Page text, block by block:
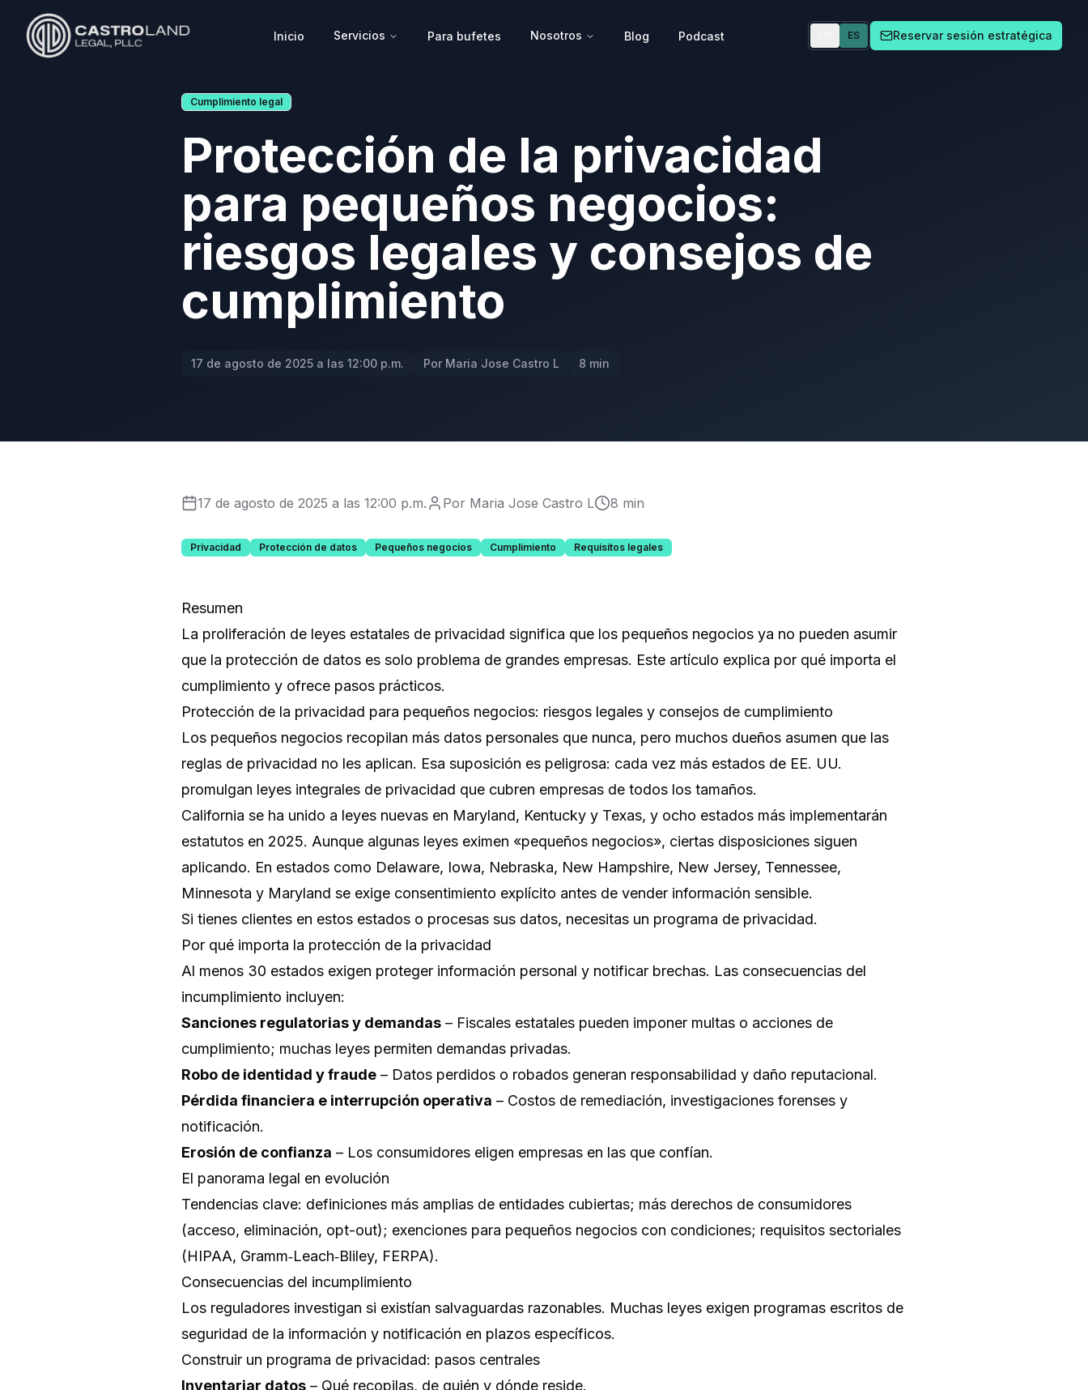
CASTROLAND LEGAL Inicio Servicios Para bufetes Nosotros Blog Podcast ES Reservar sesión estratégica
Cumplimiento legal
Protección de la privacidad
para pequeños negocios:
riesgos legales y consejos de
cumplimiento
17 de agosto de 2025 a las 12:00 p.m. Por Maria Jose Castro L 8 min
17 de agosto de 2025 a las 12:00 p.m. Por Maria Jose Castro L 8 min
Privacidad Protección de datos Pequeños negocios Cumplimiento Requisitos legales
Resumen
La proliferación de leyes estatales de privacidad significa que los pequeños negocios ya no pueden asumir
que la protección de datos es solo problema de grandes empresas. Este artículo explica por qué importa el
cumplimiento y ofrece pasos prácticos.
Protección de la privacidad para pequeños negocios: riesgos legales y consejos de cumplimiento
Los pequeños negocios recopilan más datos personales que nunca, pero muchos dueños asumen que las
reglas de privacidad no les aplican. Esa suposición es peligrosa: cada vez más estados de EE. UU.
promulgan leyes integrales de privacidad que cubren empresas de todos los tamaños.
California se ha unido a leyes nuevas en Maryland, Kentucky y Texas, y ocho estados más implementarán
estatutos en 2025. Aunque algunas leyes eximen «pequeños negocios», ciertas disposiciones siguen
aplicando. En estados como Delaware, Iowa, Nebraska, New Hampshire, New Jersey, Tennessee,
Minnesota y Maryland se exige consentimiento explícito antes de vender información sensible.
Si tienes clientes en estos estados o procesas sus datos, necesitas un programa de privacidad.
Por qué importa la protección de la privacidad
Al menos 30 estados exigen proteger información personal y notificar brechas. Las consecuencias del
incumplimiento incluyen:
Sanciones regulatorias y demandas – Fiscales estatales pueden imponer multas o acciones de
cumplimiento; muchas leyes permiten demandas privadas.
Robo de identidad y fraude – Datos perdidos o robados generan responsabilidad y daño reputacional.
Pérdida financiera e interrupción operativa – Costos de remediación, investigaciones forenses y
notificación.
Erosión de confianza – Los consumidores eligen empresas en las que confían.
El panorama legal en evolución
Tendencias clave: definiciones más amplias de entidades cubiertas; más derechos de consumidores
(acceso, eliminación, opt-out); exenciones para pequeños negocios con condiciones; requisitos sectoriales
(HIPAA, Gramm‑Leach‑Bliley, FERPA).
Consecuencias del incumplimiento
Los reguladores investigan si existían salvaguardas razonables. Muchas leyes exigen programas escritos de
seguridad de la información y notificación en plazos específicos.
Construir un programa de privacidad: pasos centrales
Inventariar datos – Qué recopilas, de quién y dónde reside.